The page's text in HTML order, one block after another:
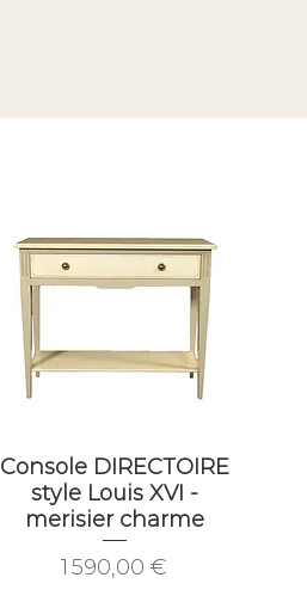
Console DIRECTOIRE
style Louis XVI -
merisier charme
Prix
1 590,00 €